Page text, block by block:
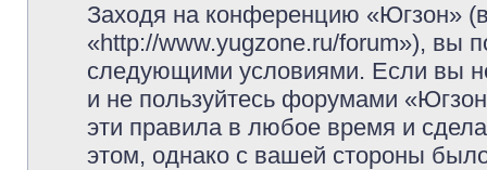
Заходя на конференцию «Югзон»
«http://www.yugzone.ru/forum»), вы
следующими условиями. Если вы
и не пользуйтесь форумами
эти правила в любое время и
этом, однако с вашей стороны